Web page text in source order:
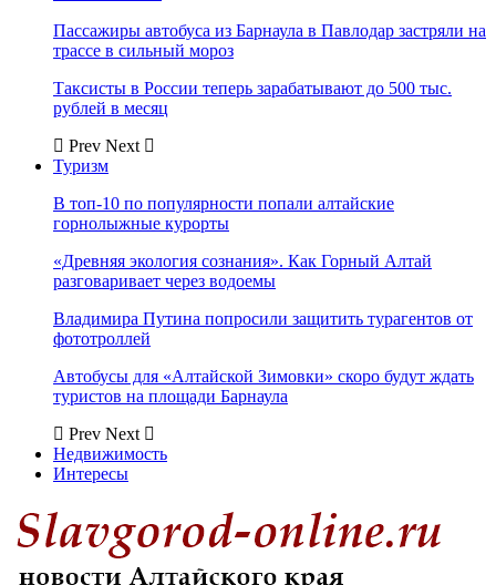
Пассажиры автобуса из Барнаула в Павлодар застряли на
трассе в сильный мороз
Таксисты в России теперь зарабатывают до 500 тыс.
рублей в месяц
Prev Next
Туризм
В топ-10 по популярности попали алтайские
горнолыжные курорты
«Древняя экология сознания». Как Горный Алтай
разговаривает через водоемы
Владимира Путина попросили защитить турагентов от
фототроллей
Автобусы для «Алтайской Зимовки» скоро будут ждать
туристов на площади Барнаула
Prev Next
Недвижимость
Интересы